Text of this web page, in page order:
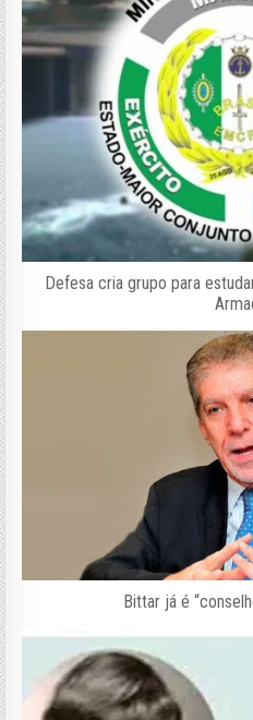
Defesa cria grupo para
Bittar já é